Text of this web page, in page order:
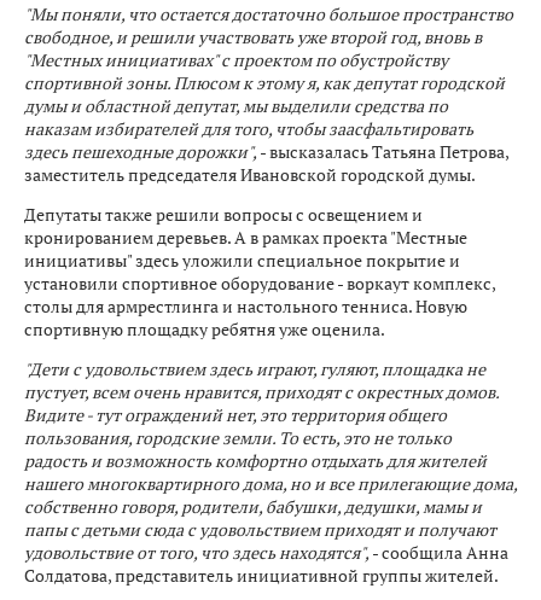
"Мы поняли, что остается достаточно большое пространство
свободное, и решили участвовать уже второй год, вновь в
"Местных инициативах" с проектом по обустройству
спортивной зоны. Плюсом к этому я, как депутат городской
думы и областной депутат, мы выделили средства по
наказам избирателей для того, чтобы заасфальтировать
здесь пешеходные дорожки", - высказалась Татьяна Петрова,
заместитель председателя Ивановской городской думы.
Депутаты также решили вопросы с освещением и
кронированием деревьев. А в рамках проекта "Местные
инициативы" здесь уложили специальное покрытие и
установили спортивное оборудование - воркаут комплекс,
столы для армрестлинга и настольного тенниса. Новую
спортивную площадку ребятня уже оценила.
"Дети с удовольствием здесь играют, гуляют, площадка не
пустует, всем очень нравится, приходят с окрестных домов.
Видите - тут ограждений нет, это территория общего
пользования, городские земли. То есть, это не только
радость и возможность комфортно отдыхать для жителей
нашего многоквартирного дома, но и все прилегающие дома,
собственно говоря, родители, бабушки, дедушки, мамы и
папы с детьми сюда с удовольствием приходят и получают
удовольствие от того, что здесь находятся", - сообщила Анна
Солдатова, представитель инициативной группы жителей.